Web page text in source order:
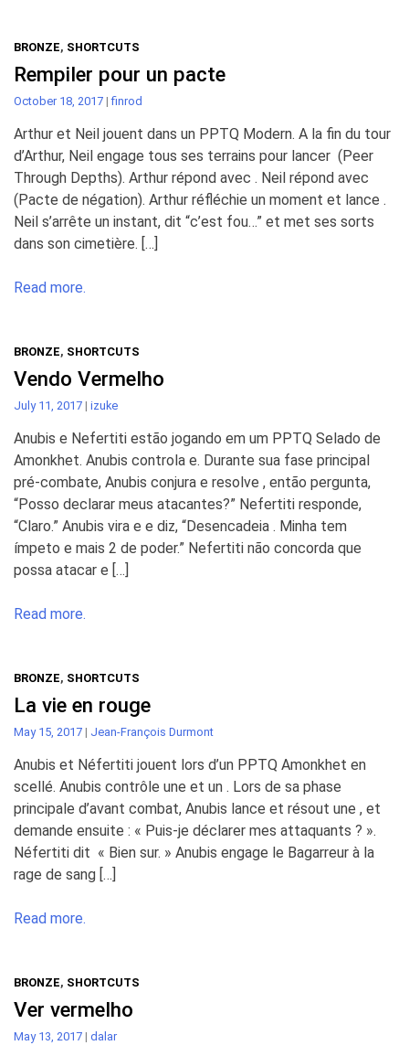
BRONZE, SHORTCUTS
Rempiler pour un pacte
October 18, 2017 |finrod
Arthur et Neil jouent dans un PPTQ Modern. A la fin du tour
d’Arthur, Neil engage tous ses terrains pour lancer (Peer
Through Depths). Arthur répond avec . Neil répond avec
(Pacte de négation). Arthur réfléchie un moment et lance .
Neil s’arrête un instant, dit “c’est fou…” et met ses sorts
dans son cimetière. […]
Read more.
BRONZE, SHORTCUTS
Vendo Vermelho
July 11, 2017 | izuke
Anubis e Nefertiti estão jogando em um PPTQ Selado de
Amonkhet. Anubis controla e. Durante sua fase principal
pré-combate, Anubis conjura e resolve , então pergunta,
“Posso declarar meus atacantes?” Nefertiti responde,
“Claro.” Anubis vira e e diz, “Desencadeia . Minha tem
ímpeto e mais 2 de poder.” Nefertiti não concorda que
possa atacar e […]
Read more.
BRONZE, SHORTCUTS
La vie en rouge
May 15, 2017 | Jean-François Durmont
Anubis et Néfertiti jouent lors d’un PPTQ Amonkhet en
scellé. Anubis contrôle une et un . Lors de sa phase
principale d’avant combat, Anubis lance et résout une , et
demande ensuite : « Puis-je déclarer mes attaquants ? ».
Néfertiti dit « Bien sur. » Anubis engage le Bagarreur à la
rage de sang […]
Read more.
BRONZE, SHORTCUTS
Ver vermelho
May 13, 2017 | dalar